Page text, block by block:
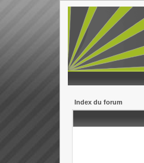
Index du forum